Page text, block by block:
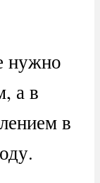
нужно
а в
в